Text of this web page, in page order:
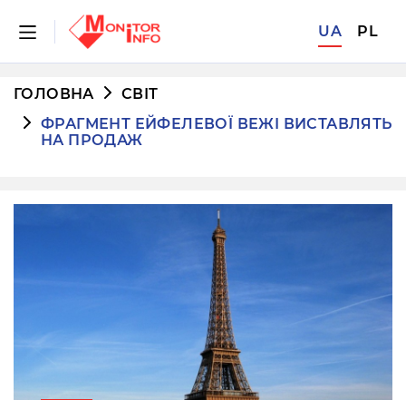
UA PL
ГОЛОВНА
СВІТ
ФРАГМЕНТ ЕЙФЕЛЕВОЇ ВЕЖІ ВИСТАВЛЯТЬ
НА ПРОДАЖ